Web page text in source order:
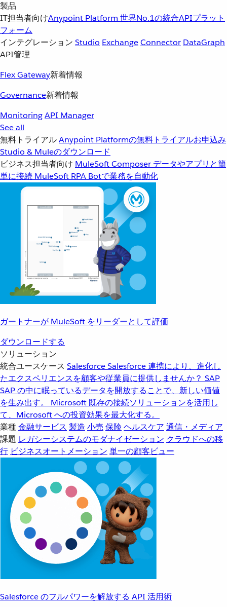
製品
IT担当者向けAnypoint Platform 世界No.1の統合APIプラット
フォーム
インテグレーション Studio ExchangeConnector DataGraph
API管理
Flex Gateway新着情報
Governance新着情報
MonitoringAPI Manager
See all
無料トライアルAnypoint Platformの無料トライアルお申込み
Studio & Muleのダウンロード
ビジネス担当者向け MuleSoft Composer データやアプリと簡
単に接続 MuleSoft RPA Botで業務を自動化
ガートナーが MuleSoft をリーダーとして評価
ダウンロードする
ソリューション
統合ユースケース SalesforceSalesforce 連携により、進化し
たエクスペリエンスを顧客や従業員に提供しませんか？ SAP
SAP の中に眠っているデータを開放することで、新しい価値
を生み出す。
Microsoft 既存の接続ソリューションを活用し
て、Microsoft への投資効果を最大化する。
業種金融サービス 製造 小売 保険 ヘルスケア 通信・メディア
課題 レガシーシステムのモダナイゼーション クラウドへの移
行 ビジネスオートメーション 単一の顧客ビュー
Salesforce のフルパワーを解放する API 活用術